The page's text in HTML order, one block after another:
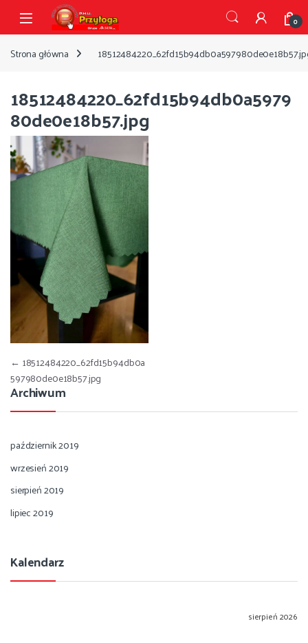
Przejdź do nawigacji
Przejdź do treści
Open 0
Strona główna
18512484220_62fd15b94db0a5979
80de0e18b57.jpg
Nawigacja wpisu
← 18512484220_62fd15b94db0a
597980de0e18b57.jpg
Archiwum
październik 2019
wrzesień 2019
sierpień 2019
lipiec 2019
Kalendarz
sierpień 2026